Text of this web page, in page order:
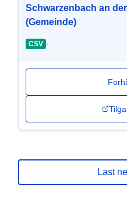
Schwarzenbach an
(Gemeinde)
CSV -
Last